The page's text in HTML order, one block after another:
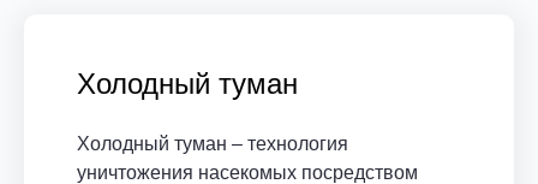
Холодный туман
Холодный туман – технология
уничтожения насекомых посредством